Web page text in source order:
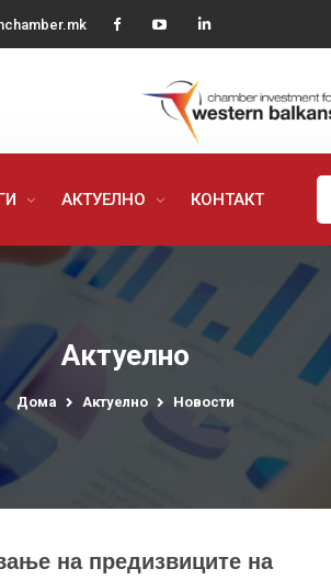
АКТУЕЛНО КОНТАКТ
Актуелно
Дома Актуелно Новости
на предизвиците на